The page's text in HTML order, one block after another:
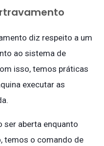
diz respeito a um
ao sistema de
isso, temos práticas
executar as
ser aberta enquanto
temos o comando de